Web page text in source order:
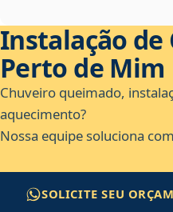
Instalação de
Perto de Mim
Chuveiro queimado,
aquecimento?
Nossa equipe soluciona
SOLICITE SEU